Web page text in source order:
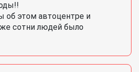
об этом автоцентре и
сотни людей было